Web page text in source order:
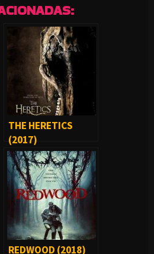
THE HERETICS
(2017)
REDWOOD (2018)